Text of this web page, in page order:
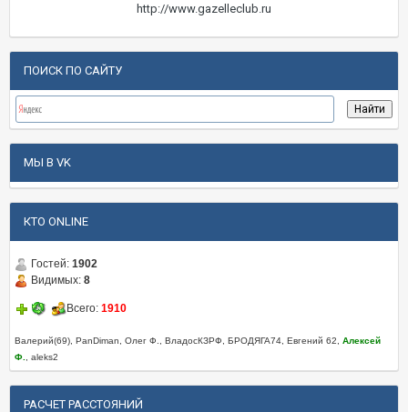
http://www.gazelleclub.ru
ПОИСК ПО САЙТУ
МЫ В VK
КТО ONLINE
Гостей: 1902
Видимых: 8
Всего: 1910
Валерий(69), PanDiman, Олег Ф., ВладосКЗРФ, БРОДЯГА74, Евгений 62, Алексей
Ф.
, aleks2
РАСЧЕТ РАССТОЯНИЙ